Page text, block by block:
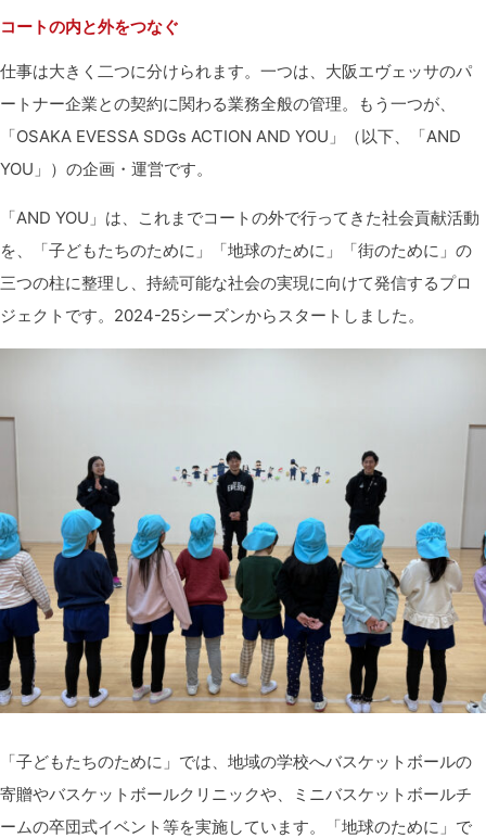
コートの内と外をつなぐ
仕事は大きく二つに分けられます。一つは、大阪エヴェッサのパ
ートナー企業との契約に関わる業務全般の管理。もう一つが、
「OSAKA EVESSA SDGs ACTION AND YOU 」（以下、「AND
YOU」）の企画・運営です。
「AND YOU」は、これまでコートの外で行ってきた社会貢献活動
を、「子どもたちのために」「地球のために」「街のために」の
三つの柱に整理し、持続可能な社会の実現に向けて発信するプロ
ジェクトです。2024-25シーズンからスタートしました。
「子どもたちのために」では、地域の学校へバスケットボールの
寄贈やバスケットボールクリニックや、ミニバスケットボールチ
ームの卒団式イベント等を実施しています。「地球のために」で